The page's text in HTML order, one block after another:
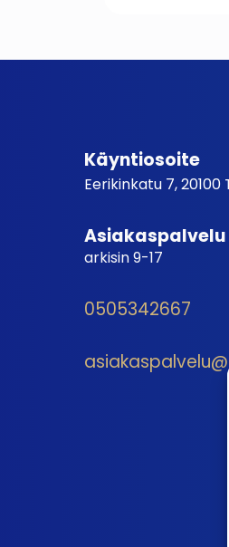
Käyntiosoite
Eerikinkatu 7, 20100
arkisin 9-17
0505342667